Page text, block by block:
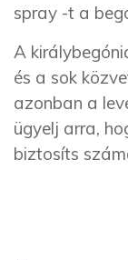
spray -t a
A
és a sok
azonban a
ügyelj arra,
biztosíts